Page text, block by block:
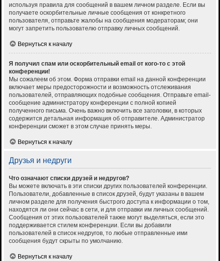
используя правила для сообщений в вашем личном разделе. Если вы
получаете оскорбительные личные сообщения от конкретного
пользователя, отправьте жалобы на сообщения модераторам; они
могут запретить пользователю отправку личных сообщений.
Вернуться к началу
Я получил спам или оскорбительный email от кого-то с этой
конференции!
Мы сожалеем об этом. Форма отправки email на данной конференции
включает меры предосторожности и возможность отслеживания
пользователей, отправляющих подобные сообщения. Отправьте email-
сообщение администратору конференции с полной копией
полученного письма. Очень важно включить все заголовки, в которых
содержится детальная информация об отправителе. Администратор
конференции сможет в этом случае принять меры.
Вернуться к началу
Друзья и недруги
Что означают списки друзей и недругов?
Вы можете включать в эти списки других пользователей конференции.
Пользователи, добавленные в список друзей, будут указаны в вашем
личном разделе для получения быстрого доступа к информации о том,
находятся ли они сейчас в сети, и для отправки им личных сообщений.
Сообщения от этих пользователей также могут выделяться, если это
поддерживается стилем конференции. Если вы добавили
пользователей в список недругов, то любые отправленные ими
сообщения будут скрыты по умолчанию.
Вернуться к началу